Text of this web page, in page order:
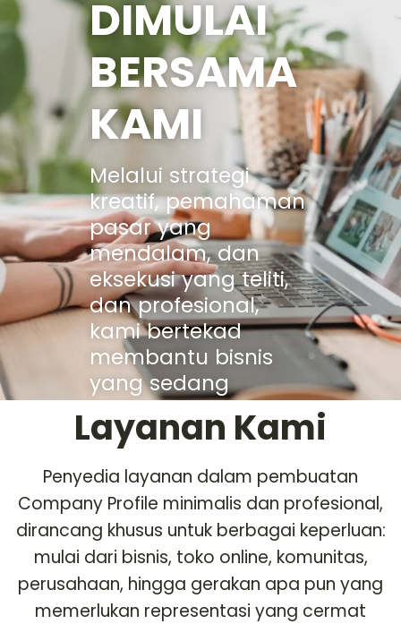
DIMULAI
BERSAMA
KAMI
Melalui strategi
kreatif, pemahaman
pasar yang
mendalam, dan
eksekusi yang teliti,
dan profesional,
kami bertekad
membantu bisnis
yang sedang
berkembang meraih
tempat istimewa di
KONSULTASI
SEKARANG
Layanan Kami
Penyedia layanan dalam pembuatan
Company Profile minimalis dan profesional,
dirancang khusus untuk berbagai keperluan:
mulai dari bisnis, toko online, komunitas,
perusahaan, hingga gerakan apa pun yang
memerlukan representasi yang cermat